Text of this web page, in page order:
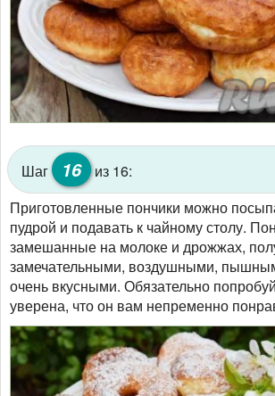
Шаг 16 из 16:
Приготовленные пончики можно
пудрой и подавать к чайному столу.
замешанные на молоке и дрожжах,
замечательными, воздушными,
очень вкусными. Обязательно
уверена, что он вам непременно